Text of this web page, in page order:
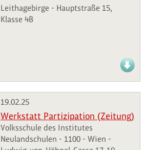
Leithagebirge - Hauptstraße 15,
Klasse 4B
19.02.25
Werkstatt Partizipation (Zeitung)
Volksschule des Institutes
Neulandschulen - 1100 - Wien -